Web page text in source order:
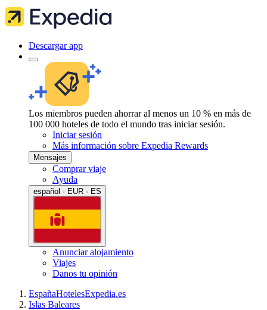
Descargar app
Los miembros pueden ahorrar al menos un 10 % en más de
100 000 hoteles de todo el mundo tras iniciar sesión.
Iniciar sesión
Más información sobre Expedia Rewards
Mensajes
Comprar viaje
Ayuda
español · EUR · ES
Anunciar alojamiento
Viajes
Danos tu opinión
EspañaHotelesExpedia.es
Islas Baleares